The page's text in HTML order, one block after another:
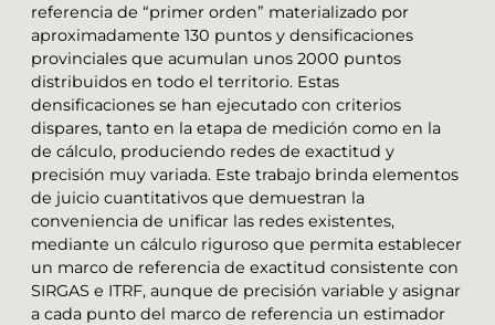
referencia de “primer orden” materializado por
aproximadamente 130 puntos y densificaciones
provinciales que acumulan unos 2000 puntos
distribuidos en todo el territorio. Estas
densificaciones se han ejecutado con criterios
dispares, tanto en la etapa de medición como en la
de cálculo, produciendo redes de exactitud y
precisión muy variada. Este trabajo brinda elementos
de juicio cuantitativos que demuestran la
conveniencia de unificar las redes existentes,
mediante un cálculo riguroso que permita establecer
un marco de referencia de exactitud consistente con
SIRGAS e ITRF, aunque de precisión variable y asignar
a cada punto del marco de referencia un estimador